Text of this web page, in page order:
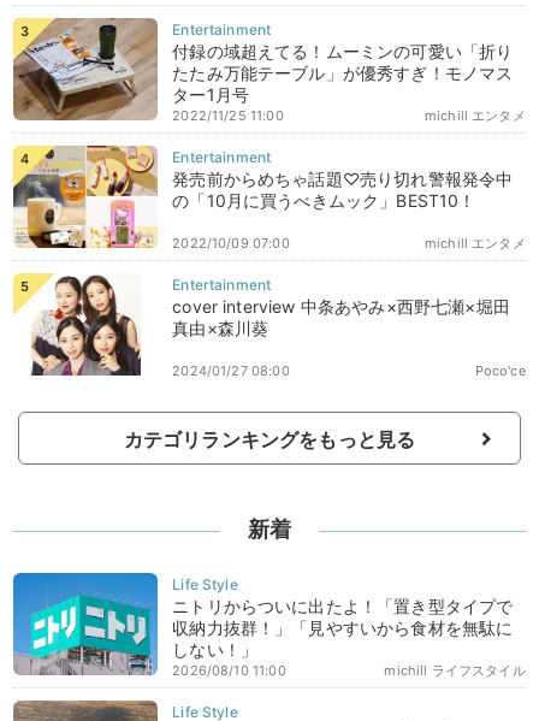
付録の域超えてる！ムーミンの可愛い「折り
たたみ万能テーブル」が優秀すぎ！モノマス
ター1月号
michill エンタメ
2022/11/25 11:00
発売前からめちゃ話題♡売り切れ警報発令中
の「10月に買うべきムック」BEST10！
michill エンタメ
2022/10/09 07:00
cover interview 中条あやみ×西野七瀬×堀田
真由×森川葵
Poco'ce
2024/01/27 08:00
カテゴリランキングをもっと見る
新着
ニトリからついに出たよ！「置き型タイプで
収納力抜群！」「見やすいから食材を無駄に
しない！」
michill ライフスタイル
2026/08/10 11:00